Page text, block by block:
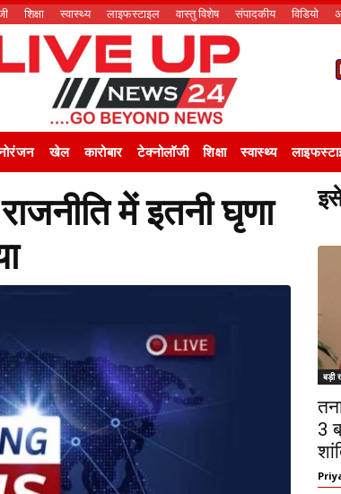
शिक्षा स्वास्थ्य लाइफस्टाइल वास्तु विशेष संपादकीय विडियो
खेल कारोबार टेक्नोलॉजी शिक्षा स्वास्थ्य
में इतनी घृणा
बड़ी
3